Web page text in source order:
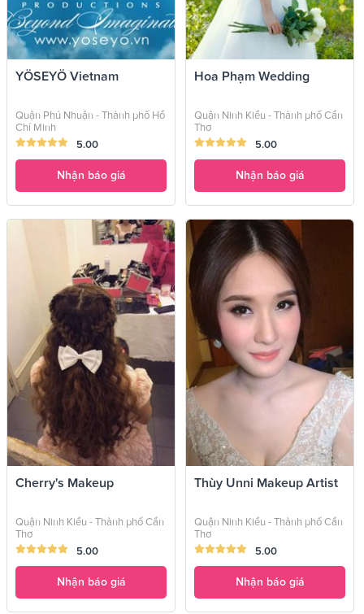
YÖSEYÖ Vietnam
Quận Phú Nhuận - Thành phố Hồ
Chí Minh
5.00
Nhận báo giá
Hoa Phạm Wedding
Quận Ninh Kiều - Thành phố Cần
Thơ
5.00
Nhận báo giá
Cherry's Makeup
Quận Ninh Kiều - Thành phố Cần
Thơ
5.00
Nhận báo giá
Thùy Unni Makeup Artist
Quận Ninh Kiều - Thành phố Cần
Thơ
5.00
Nhận báo giá